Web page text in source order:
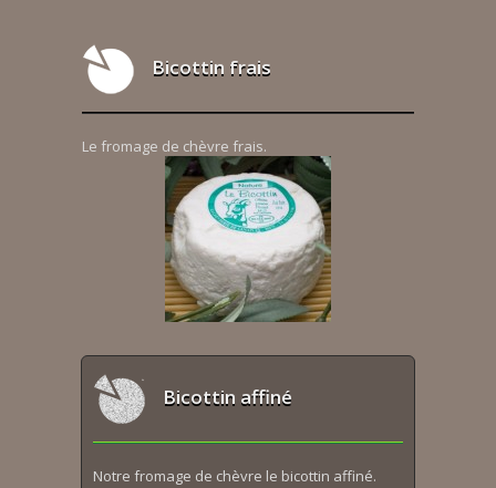
Bicottin frais
Le fromage de chèvre frais.
Bicottin affiné
Notre fromage de chèvre le bicottin affiné.